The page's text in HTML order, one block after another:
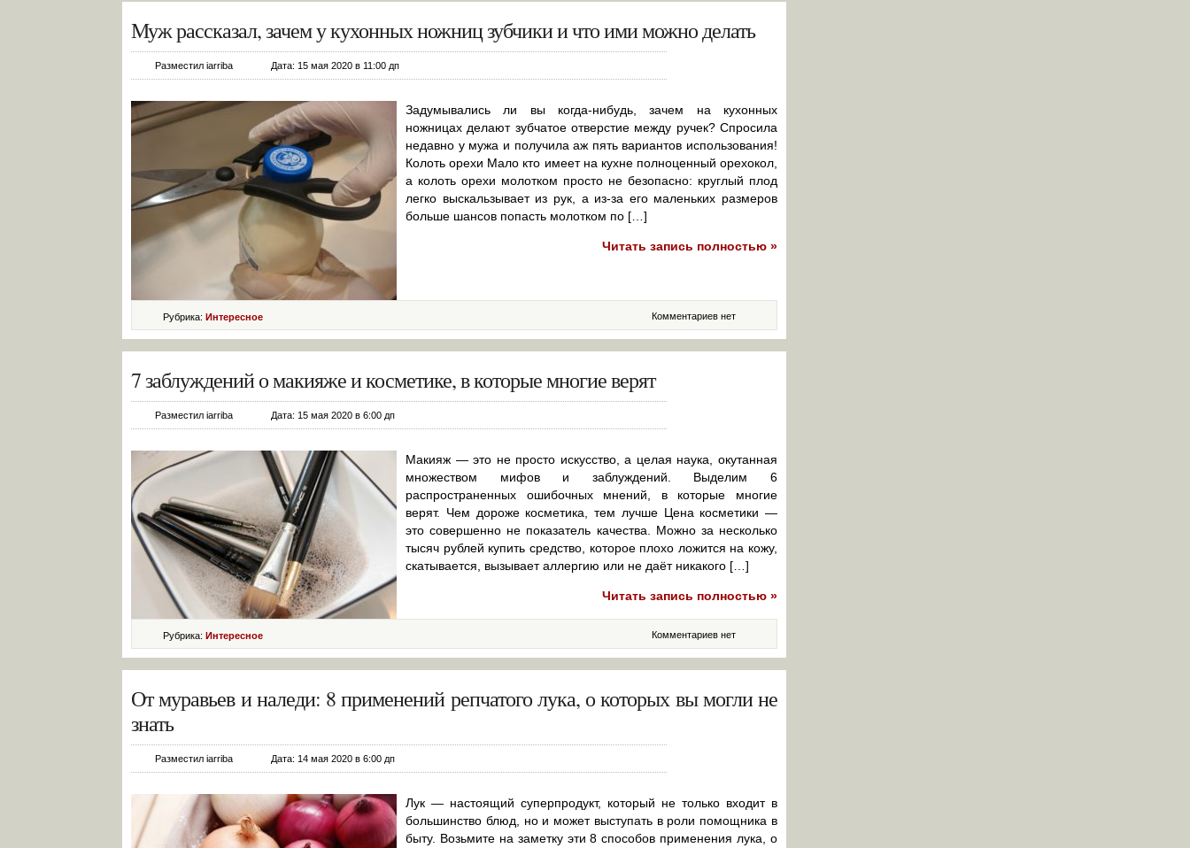
Муж рассказал, зачем у кухонных ножниц зубчики и что ими можно делать
Разместил iarriba Дата: 15 мая 2020 в 11:00 дп
Задумывались ли вы когда-нибудь, зачем на кухонных
ножницах делают зубчатое отверстие между ручек? Спросила
недавно у мужа и получила аж пять вариантов использования!
Колоть орехи Мало кто имеет на кухне полноценный орехокол,
а колоть орехи молотком просто не безопасно: круглый плод
легко выскальзывает из рук, а из-за его маленьких размеров
больше шансов попасть молотком по […]
Читать запись полностью »
Комментариев нет
Рубрика: Интересное
7 заблуждений о макияже и косметике, в которые многие верят
Разместил iarriba Дата: 15 мая 2020 в 6:00 дп
Макияж — это не просто искусство, а целая наука, окутанная
множеством мифов и заблуждений. Выделим 6
распространенных ошибочных мнений, в которые многие
верят. Чем дороже косметика, тем лучше Цена косметики —
это совершенно не показатель качества. Можно за несколько
тысяч рублей купить средство, которое плохо ложится на кожу,
скатывается, вызывает аллергию или не даёт никакого […]
Читать запись полностью »
Комментариев нет
Рубрика: Интересное
От муравьев и наледи: 8 применений репчатого лука, о которых вы могли не
знать
Разместил iarriba Дата: 14 мая 2020 в 6:00 дп
Лук — настоящий суперпродукт, который не только входит в
большинство блюд, но и может выступать в роли помощника в
быту. Возьмите на заметку эти 8 способов применения лука, о